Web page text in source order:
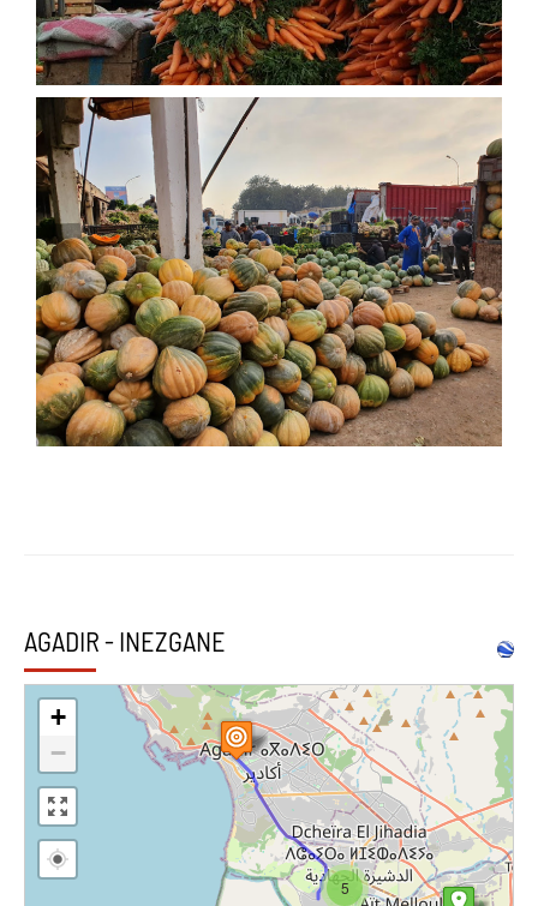
AGADIR - INEZGANE
5
+
−